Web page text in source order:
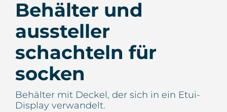
Behälter und
aussteller
schachteln für
socken
Behälter mit Deckel, der sich in ein Etui-
Display verwandelt.